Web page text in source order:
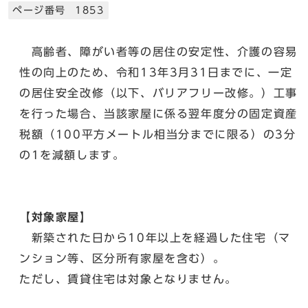
ページ番号 1853
高齢者、障がい者等の居住の安定性、介護の容易
性の向上のため、令和13年3月31日までに、一定
の居住安全改修（以下、バリアフリー改修。）工事
を行った場合、当該家屋に係る翌年度分の固定資産
税額（100平方メートル相当分までに限る）の3分
の1を減額します。
【対象家屋】
新築された日から10年以上を経過した住宅（マ
ンション等、区分所有家屋を含む）。
ただし、賃貸住宅は対象となりません。